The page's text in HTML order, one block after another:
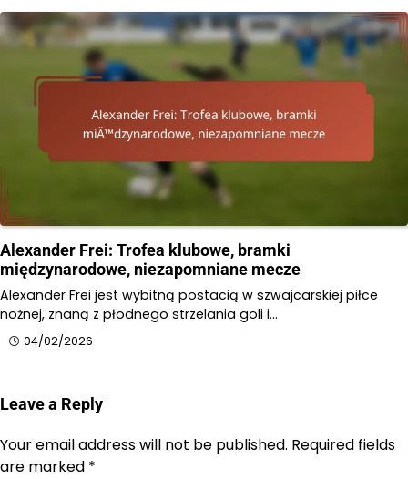
Alexander Frei: Trofea klubowe, bramki
międzynarodowe, niezapomniane mecze
Alexander Frei jest wybitną postacią w szwajcarskiej piłce
nożnej, znaną z płodnego strzelania goli i…
04/02/2026
Leave a Reply
Your email address will not be published. Required fields
are marked *